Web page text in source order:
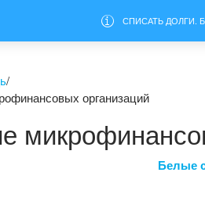
СПИСАТЬ ДОЛГИ.
/
организаций
Белые